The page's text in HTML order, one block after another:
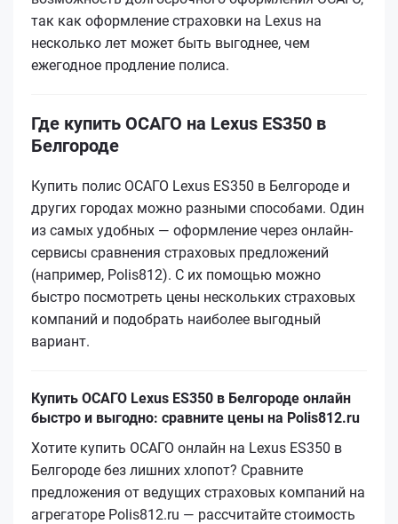
так как оформление страховки на Lexus на
несколько лет может быть выгоднее, чем
ежегодное продление полиса.
Где купить ОСАГО на Lexus ES350 в
Белгороде
Купить полис ОСАГО Lexus ES350 в Белгороде и
других городах можно разными способами. Один
из самых удобных — оформление через онлайн-
сервисы сравнения страховых предложений
(например, Polis812). С их помощью можно
быстро посмотреть цены нескольких страховых
компаний и подобрать наиболее выгодный
вариант.
Купить ОСАГО Lexus ES350 в Белгороде онлайн
быстро и выгодно: сравните цены на Polis812.ru
Хотите купить ОСАГО онлайн на Lexus ES350 в
Белгороде без лишних хлопот? Сравните
предложения от ведущих страховых компаний на
агрегаторе Polis812.ru — рассчитайте стоимость